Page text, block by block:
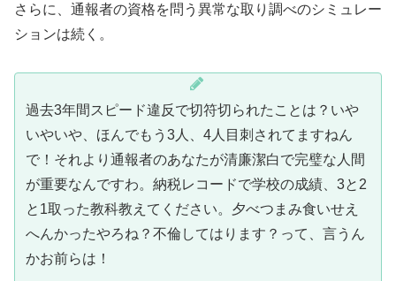
さらに、通報者の資格を問う異常な取り調べのシミュレー
ションは続く。
過去3年間スピード違反で切符切られたことは？いや
いやいや、ほんでもう3人、4人目刺されてますねん
で！それより通報者のあなたが清廉潔白で完璧な人間
が重要なんですわ。納税レコードで学校の成績、3と2
と1取った教科教えてください。夕べつまみ食いせえ
へんかったやろね？不倫してはります？って、言うん
かお前らは！